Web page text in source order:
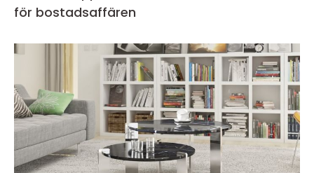
för bostadsaffären